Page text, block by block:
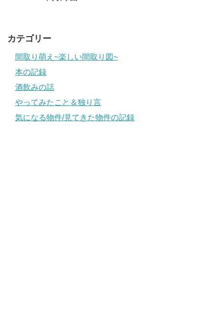
カテゴリー
間取り萌え~楽しい間取り図~
本の記録
酒飲みの話
やってみたこと＆独り言
気になる物件/見てきた物件の記録